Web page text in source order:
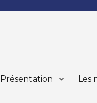
Présentation Les